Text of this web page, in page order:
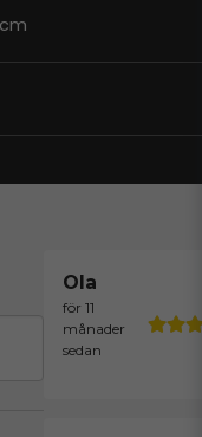
Ola
för 11
månader
sedan